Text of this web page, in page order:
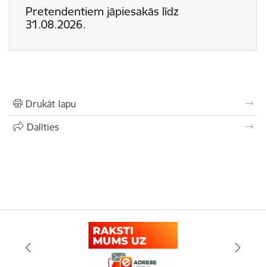
Pretendentiem jāpiesakās līdz
31.08.2026.
Drukāt lapu
Dalīties